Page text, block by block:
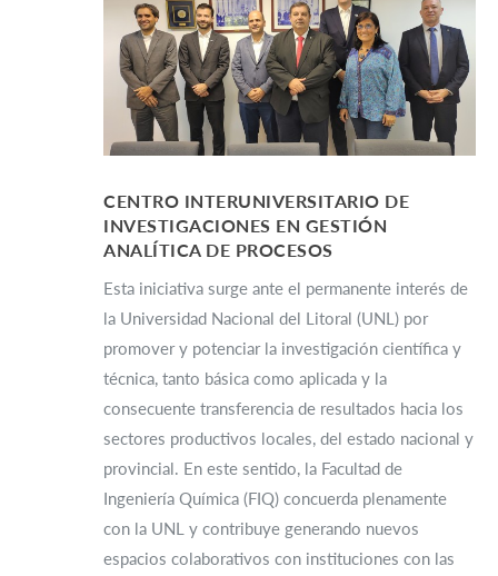
CENTRO INTERUNIVERSITARIO DE
INVESTIGACIONES EN GESTIÓN
ANALÍTICA DE PROCESOS
Esta iniciativa surge ante el permanente interés de
la Universidad Nacional del Litoral (UNL) por
promover y potenciar la investigación científica y
técnica, tanto básica como aplicada y la
consecuente transferencia de resultados hacia los
sectores productivos locales, del estado nacional y
provincial. En este sentido, la Facultad de
Ingeniería Química (FIQ) concuerda plenamente
con la UNL y contribuye generando nuevos
espacios colaborativos con instituciones con las